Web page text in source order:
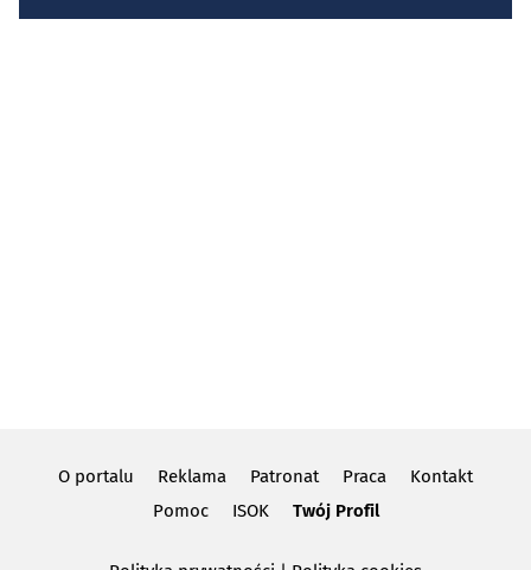
O portalu Reklama Patronat Praca
Kontakt
Pomoc
ISOK Twój Profil